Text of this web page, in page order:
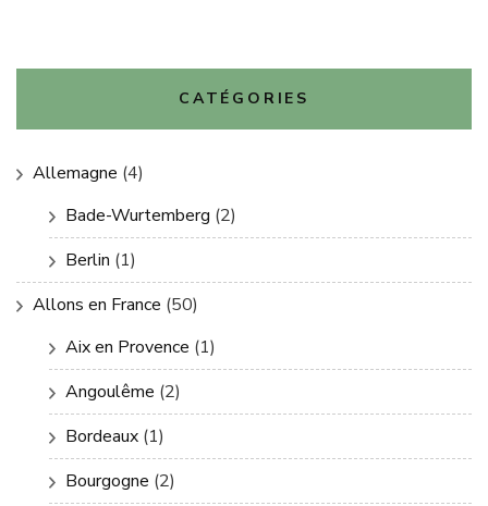
CATÉGORIES
Allemagne (4)
Bade-Wurtemberg (2)
Berlin (1)
Allons en France (50)
Aix en Provence (1)
Angoulême (2)
Bordeaux (1)
Bourgogne (2)